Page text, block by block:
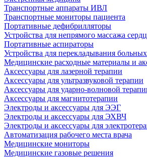
Транспортные аппараты ИВЛ
Транспортные мониторы пациента
Портативные дефибрилляторы
Устройства для непрямого массажа
Портативные аспираторы
Устройства для перекладывания больных
Медицинские расходные материалы и
Аксессуары для лазерной терапии
Аксессуары для ультразвуковой терапии
Аксессуары для ударно-волновой
Аксессуары для магнитотерапии
Электроды и аксессуары для ЭЭГ
Электроды и аксессуары для ЭХВЧ
Электроды и аксессуары для
Автоматизация рабочего места врача
Медицинские мониторы
Медицинские газовые решения